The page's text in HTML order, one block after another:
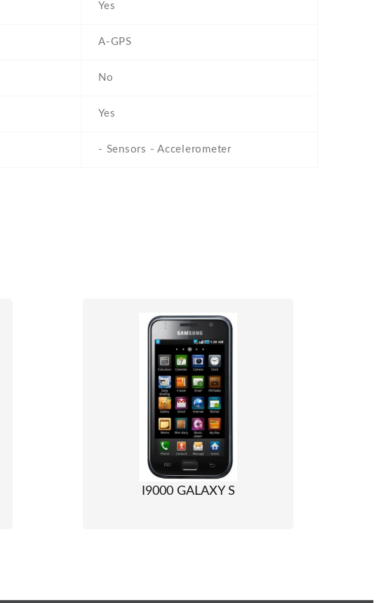
Yes
A-GPS
No
Yes
- Sensors - Accelerometer
I9000 GALAXY S